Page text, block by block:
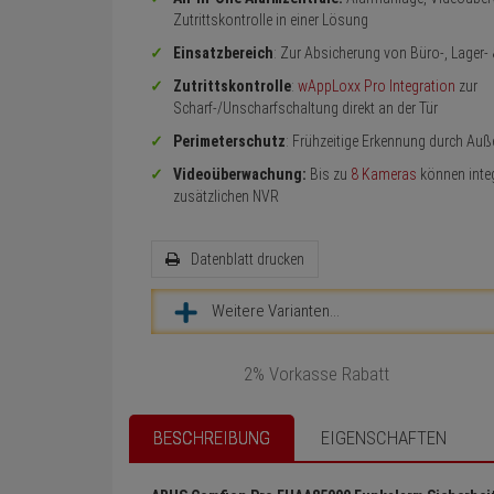
Zutrittskontrolle in einer Lösung
Einsatzbereich: Zur Absicherung von Büro-, Lager-
Zutrittskontrolle: wAppLoxx Pro Integration zur
Scharf-/Unscharfschaltung direkt an der Tür
Perimeterschutz: Frühzeitige Erkennung durch
Videoüberwachung: Bis zu 8 Kameras können
zusätzlichen NVR
Datenblatt drucken
Weitere Varianten...
2% Vorkasse Rabatt
BESCHREIBUNG EIGENSCHAFTEN